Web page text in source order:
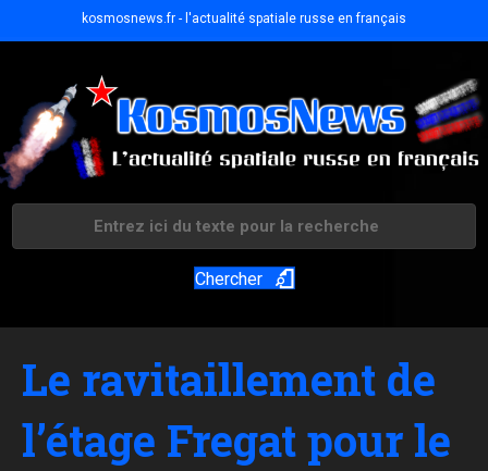
kosmosnews.fr - l'actualité spatiale russe en français
Chercher
Le ravitaillement de
l’étage Fregat pour le